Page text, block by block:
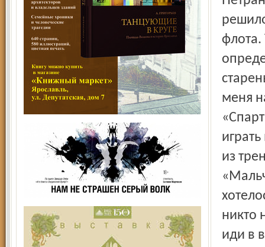
флота.
меня
из
никто
иди в